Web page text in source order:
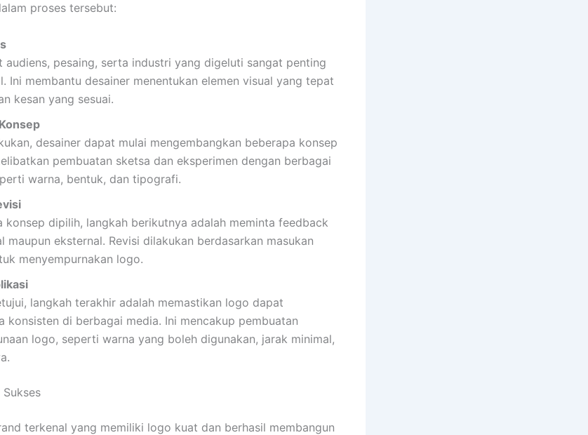
proses tersebut:
audiens, pesaing, serta industri yang digeluti sangat penting
Ini membantu desainer menentukan elemen visual yang tepat
kesan yang sesuai.
desainer dapat mulai mengembangkan beberapa konsep
pembuatan sketsa dan eksperimen dengan berbagai
warna, bentuk, dan tipografi.
konsep dipilih, langkah berikutnya adalah meminta feedback
maupun eksternal. Revisi dilakukan berdasarkan masukan
menyempurnakan logo.
langkah terakhir adalah memastikan logo dapat
konsisten di berbagai media. Ini mencakup pembuatan
logo, seperti warna yang boleh digunakan, jarak minimal,
terkenal yang memiliki logo kuat dan berhasil membangun